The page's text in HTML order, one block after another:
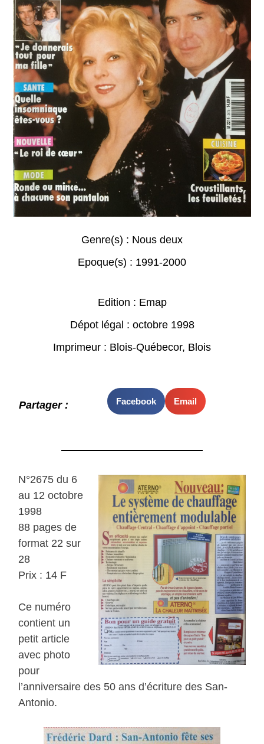
Genre(s) : Nous deux
Epoque(s) : 1991-2000
Edition : Emap
Dépot légal : octobre 1998
Imprimeur : Blois-Québecor, Blois
Partager : Facebook Email
N°2675 du 6
au 12 octobre
1998
88 pages de
format 22 sur
28
Prix : 14 F
Ce numéro
contient un
petit article
avec photo
pour
l’anniversaire des 50 ans d’écriture des San-
Antonio.